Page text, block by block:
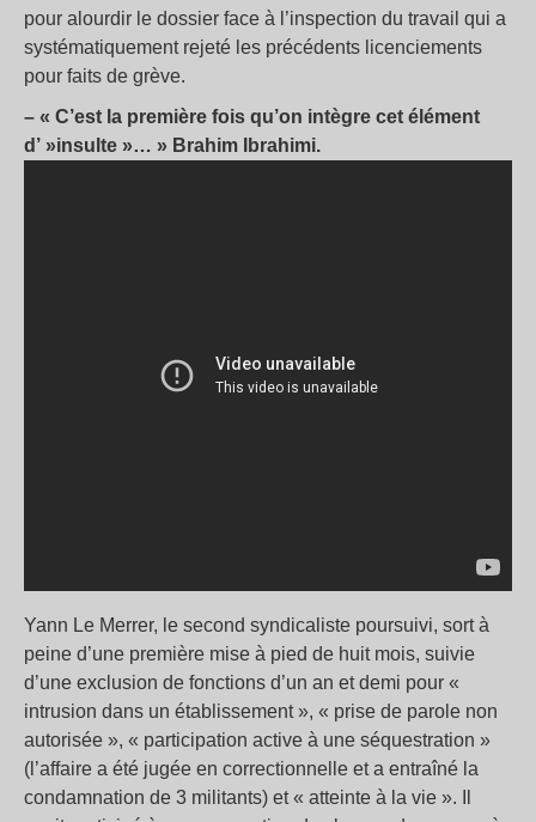
pour alourdir le dossier face à l’inspection du travail qui a
systématiquement rejeté les précédents licenciements
pour faits de grève.
– « C’est la première fois qu’on intègre cet élément
d’ »insulte »… » Brahim Ibrahimi.
Yann Le Merrer, le second syndicaliste poursuivi, sort à
peine d’une première mise à pied de huit mois, suivie
d’une exclusion de fonctions d’un an et demi pour «
intrusion dans un établissement », « prise de parole non
autorisée », « participation active à une séquestration »
(l’affaire a été jugée en correctionnelle et a entraîné la
condamnation de 3 militants) et « atteinte à la vie ». Il